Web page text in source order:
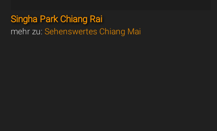
Singha Park Chiang Rai
mehr zu:Sehenswertes Chiang Mai